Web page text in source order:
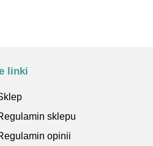
linki
sklepu
opinii